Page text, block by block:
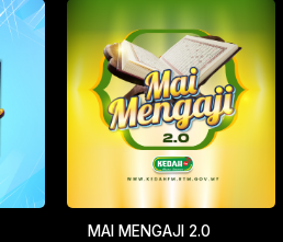
MAI MENGAJI 2.0